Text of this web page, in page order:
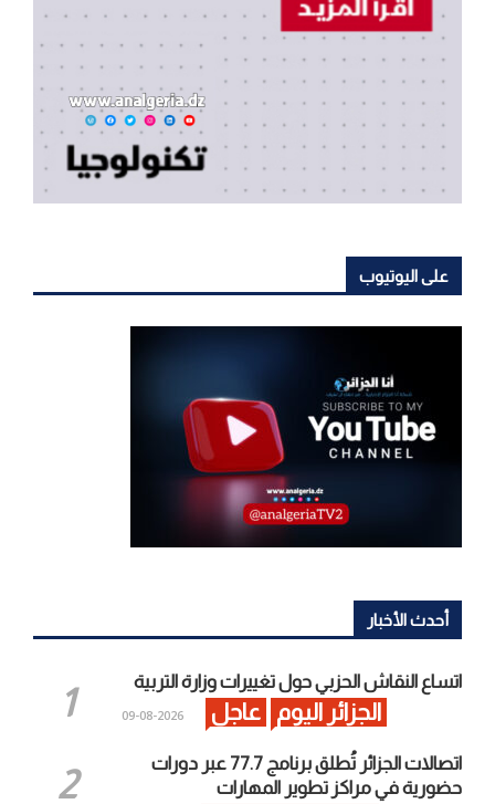
على اليوتيوب
أحدث الأخبار
اتساع النقاش الحزبي حول تغييرات وزارة التربية
الجزائر اليوم عاجل 2026-08-09
اتصالات الجزائر تُطلق برنامج 77.7 عبر دورات
حضورية في مراكز تطوير المهارات